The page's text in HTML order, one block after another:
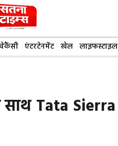
एंटरटेनमेंट खेल लाइफस्टाइल
Tata Sierra